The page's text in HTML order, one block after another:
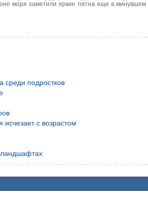
моря заметили яркие пятна еще в минувшем
среди подростков
с возрастом
ландшафтах